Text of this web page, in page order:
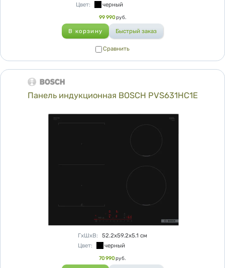
Цвет: черный
99 990 руб.
Сравнить
Панель индукционная BOSCH PVS631HC1E
Характеристики
ГхШхВ: 52.2х59.2х5.1 см
Цвет: черный
70 990руб.